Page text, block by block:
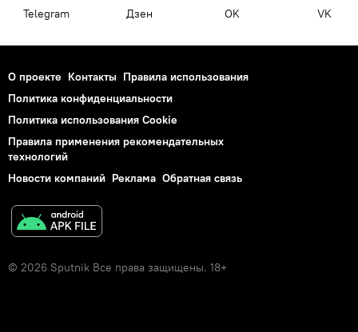
Telegram Дзен OK VK
О проекте Контакты Правила использования
Политика конфиденциальности
Политика использования Cookie
Правила применения рекомендательных
технологий
Новости компаний Реклама Обратная связь
© 2026 Sputnik Все права защищены. 18+